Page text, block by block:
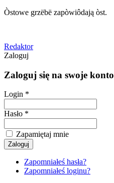
Òstowe grzëbë zapòwiôdają òst.
Redaktor
Zaloguj
Zaloguj się na swoje konto
Login *
Hasło *
Zapamiętaj mnie
Zapomniałeś hasła?
Zapomniałeś loginu?